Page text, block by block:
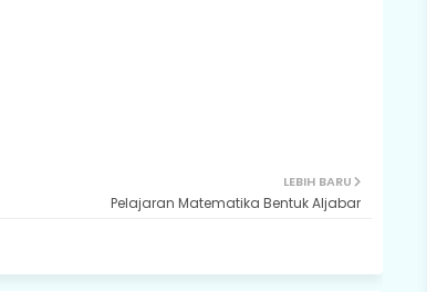
LEBIH BARU
Pelajaran Matematika Bentuk Aljabar